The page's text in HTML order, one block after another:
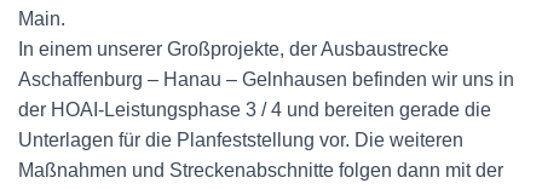
Main.
In einem unserer Großprojekte, der Ausbaustrecke
Aschaffenburg – Hanau – Gelnhausen befinden wir uns in
der HOAI-Leistungsphase 3 / 4 und bereiten gerade die
Unterlagen für die Planfeststellung vor. Die weiteren
Maßnahmen und Streckenabschnitte folgen dann mit der